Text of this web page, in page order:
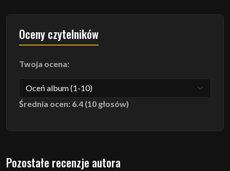
Oceny czytelników
Twoja ocena:
Średnia ocen: 6.4 (10 głosów)
Pozostałe recenzje autora